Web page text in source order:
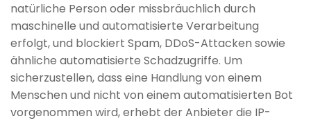
natürliche Person oder missbräuchlich durch
maschinelle und automatisierte Verarbeitung
erfolgt, und blockiert Spam, DDoS-Attacken sowie
ähnliche automatisierte Schadzugriffe. Um
sicherzustellen, dass eine Handlung von einem
Menschen und nicht von einem automatisierten Bot
vorgenommen wird, erhebt der Anbieter die IP-